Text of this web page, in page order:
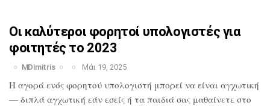
Οι καλύτεροι φορητοί υπολογιστές για
φοιτητές το 2023
MDimitris Μάι 19, 2025
Η αγορά ενός φορητού υπολογιστή μπορεί να είναι αγχωτική
— διπλά αγχωτική εάν εσείς ή τα παιδιά σας μαθαίνετε στο